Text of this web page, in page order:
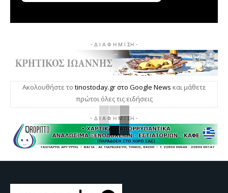
- Δ Ι Α Φ Η Μ Ι ΣΗ -
Ακολουθήστε το tinostoday.gr στο Google News και μάθετε
πρώτοι όλες τις ειδήσεις
- Δ Ι Α Φ Η Μ Ι ΣΗ -